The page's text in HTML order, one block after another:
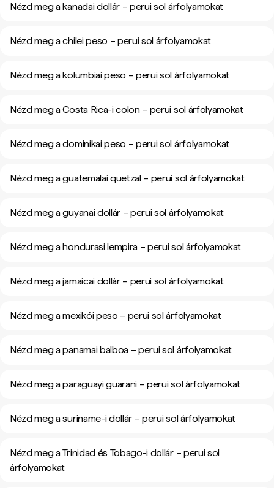
Nézd meg a kanadai dollár – perui sol árfolyamokat
Nézd meg a chilei peso – perui sol árfolyamokat
Nézd meg a kolumbiai peso – perui sol árfolyamokat
Nézd meg a Costa Rica-i colon – perui sol árfolyamokat
Nézd meg a dominikai peso – perui sol árfolyamokat
Nézd meg a guatemalai quetzal – perui sol árfolyamokat
Nézd meg a guyanai dollár – perui sol árfolyamokat
Nézd meg a hondurasi lempira – perui sol árfolyamokat
Nézd meg a jamaicai dollár – perui sol árfolyamokat
Nézd meg a mexikói peso – perui sol árfolyamokat
Nézd meg a panamai balboa – perui sol árfolyamokat
Nézd meg a paraguayi guarani – perui sol árfolyamokat
Nézd meg a suriname-i dollár – perui sol árfolyamokat
Nézd meg a Trinidad és Tobago-i dollár – perui sol
árfolyamokat